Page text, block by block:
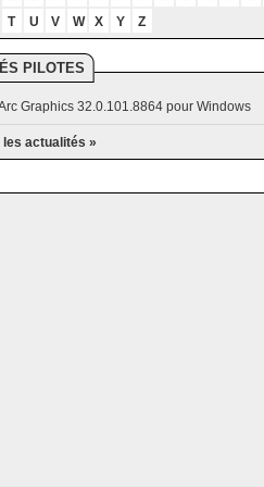
T
U V W X Y Z
PILOTES
Graphics 32.0.101.8864 pour Windows
les actualités »